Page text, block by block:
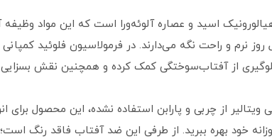
اسید و عصاره آلوئه‌ورا است که این مواد
نرم و راحت نگه می‌دارند. در فرمولاسیون فلوئید
از آفتاب‌سوختگی کمک کرده و همچنین نقش
ویتالیر از چربی و پارابن استفاده نشده، این محصول
خود بهره ببرید. از طرفی این ضد آفتاب فاقد رنگ